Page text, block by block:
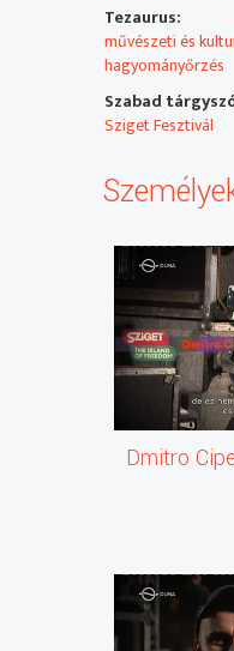
Tezaurus:
művészeti és
hagyományőrzés
Szabad
Sziget Fesztivál
Dmitro